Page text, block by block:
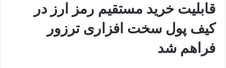
قابلیت خرید مستقیم رمز ارز در
کیف پول سخت افزاری ترزور
فراهم شد